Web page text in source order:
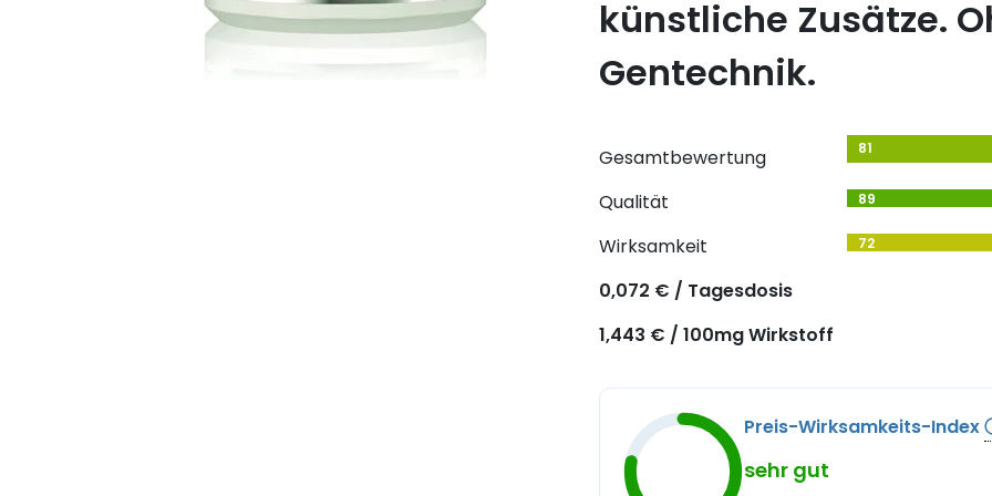
künstliche Zusätze.
Gentechnik.
Gesamtbewertung 81
Qualität 89
Wirksamkeit 72
0,072 € / Tagesdosis
1,443 € / 100mg Wirkstoff
Preis-Wirksamkeits-Index
sehr gut